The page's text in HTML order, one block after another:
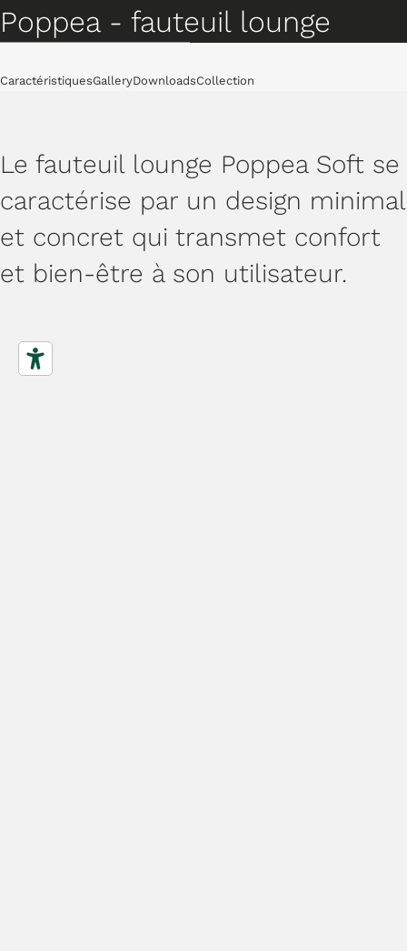
Poppea - fauteuil lounge
CaractéristiquesGalleryDownloadsCollection
Le fauteuil lounge Poppea Soft se
caractérise par un design minimal
et concret qui transmet confort
et bien-être à son utilisateur.